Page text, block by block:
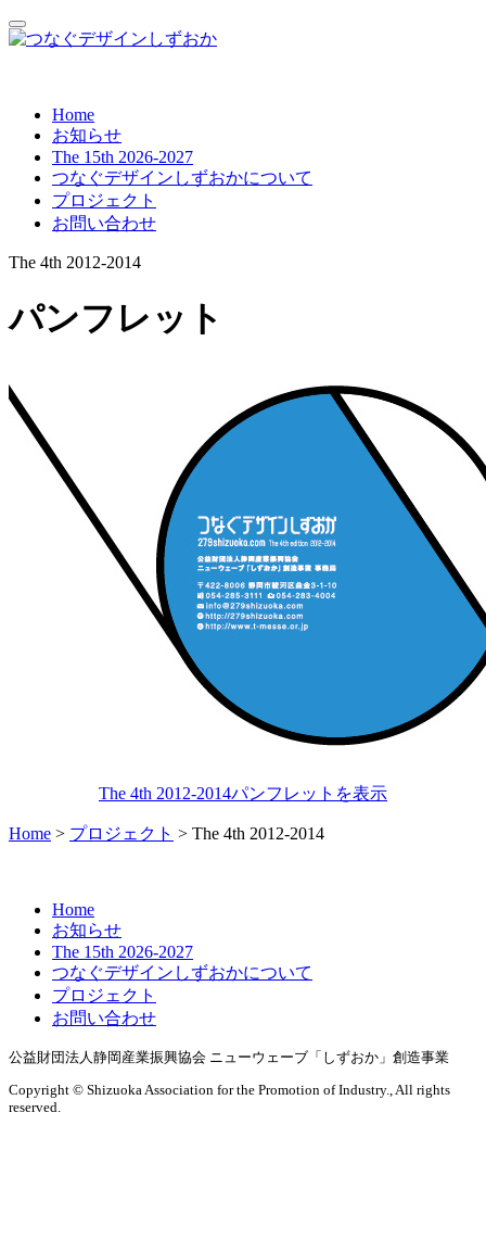
Home
お知らせ
The 15th 2026-2027
つなぐデザインしずおかについて
プロジェクト
お問い合わせ
The 4th 2012-2014
パンフレット
The 4th 2012-2014パンフレットを表示
Home > プロジェクト > The 4th 2012-2014
Home
お知らせ
The 15th 2026-2027
つなぐデザインしずおかについて
プロジェクト
お問い合わせ
公益財団法人静岡産業振興協会 ニューウェーブ「しずおか」創造事業
Copyright © Shizuoka Association for the Promotion of Industry.,All rights
reserved.